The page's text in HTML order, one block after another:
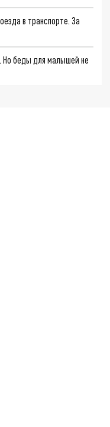
в транспорте. За
Но беды для малышей не